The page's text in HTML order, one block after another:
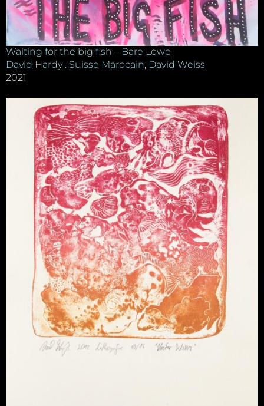
Waiting for the big fish – Bare Lowe
David Hardy . Suisse Marocain, David Weiss
2021